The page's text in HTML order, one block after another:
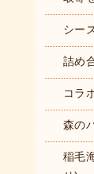
シー
詰め
コラ
森の
稲毛